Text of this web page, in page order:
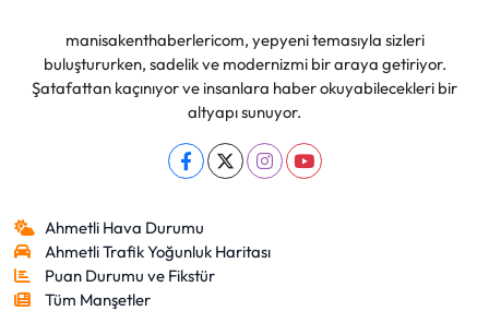
manisakenthaberlericom, yepyeni temasıyla sizleri
buluştururken, sadelik ve modernizmi bir araya getiriyor.
Şatafattan kaçınıyor ve insanlara haber okuyabilecekleri bir
altyapı sunuyor.
Ahmetli Hava Durumu
Ahmetli Trafik Yoğunluk Haritası
Puan Durumu ve Fikstür
Tüm Manşetler